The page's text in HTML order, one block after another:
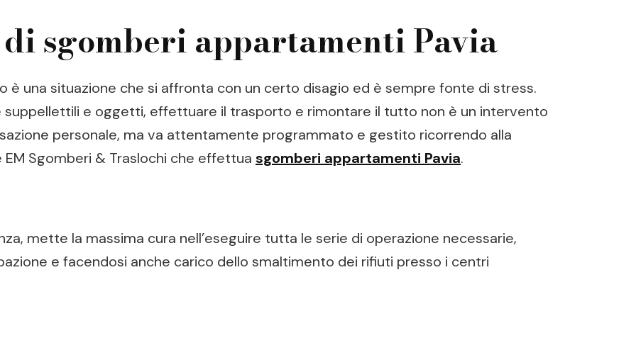
sgomberi appartamenti Pavia
è una situazione che si affronta con un certo disagio ed è sempre fonte di stress.
suppellettili e oggetti, effettuare il trasporto e rimontare il tutto non è un intervento
personale, ma va attentamente programmato e gestito ricorrendo alla
Sgomberi & Traslochi che effettua sgomberi appartamenti Pavia.
mette la massima cura nell’eseguire tutta le serie di operazione necessarie,
e facendosi anche carico dello smaltimento dei rifiuti presso i centri